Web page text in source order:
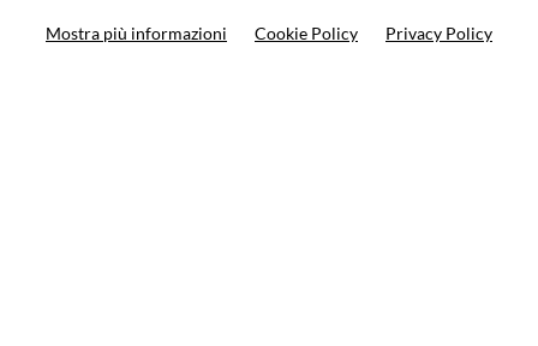
Mostra più informazioni Cookie Policy Privacy Policy